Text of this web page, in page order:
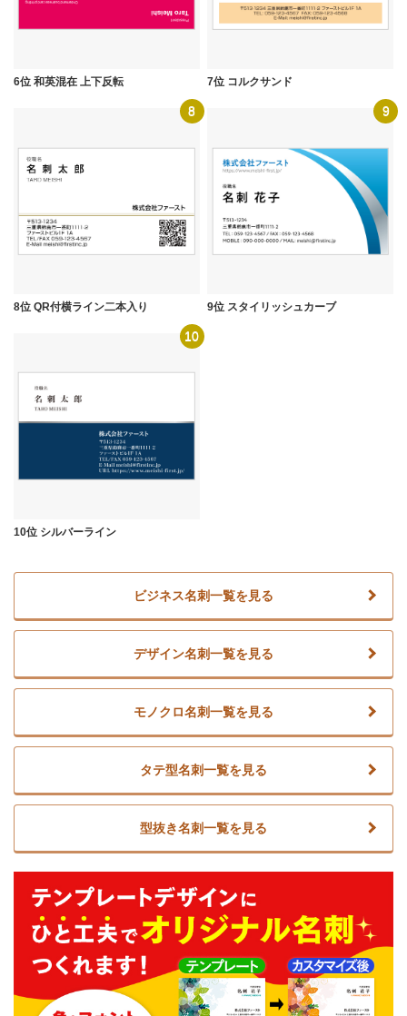
6位 和英混在 上下反転 7位 コルクサンド
8
8位 QR付横ライン二本入り
9
9位 スタイリッシュカーブ
10
10位 シルバーライン
ビジネス名刺一覧を見る
デザイン名刺一覧を見る
モノクロ名刺一覧を見る
タテ型名刺一覧を見る
型抜き名刺一覧を見る